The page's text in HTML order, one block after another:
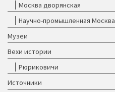
Москва дворянская
Научно-промышленная Москва
Музеи
Вехи истории
Рюриковичи
Источники